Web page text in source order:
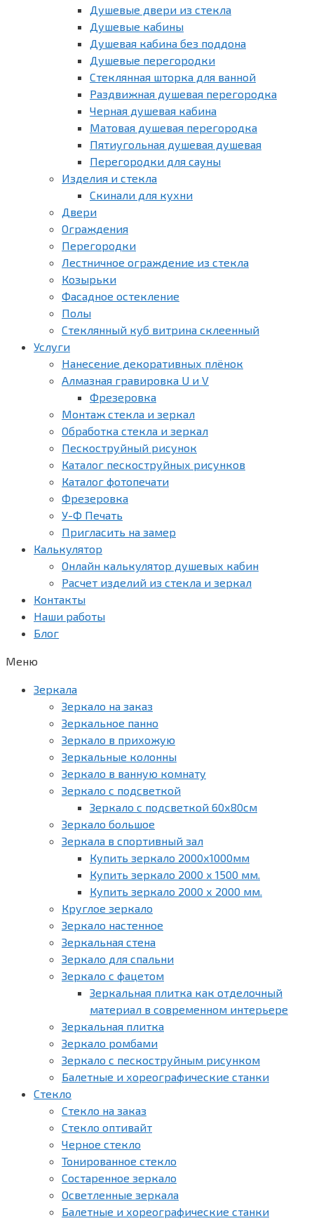
Душевые двери из стекла
Душевые кабины
Душевая кабина без поддона
Душевые перегородки
Стеклянная шторка для ванной
Раздвижная душевая перегородка
Черная душевая кабина
Матовая душевая перегородка
Пятиугольная душевая душевая
Перегородки для сауны
Изделия и стекла
Скинали для кухни
Двери
Ограждения
Перегородки
Лестничное ограждение из стекла
Козырьки
Фасадное остекление
Полы
Стеклянный куб витрина склеенный
Услуги
Нанесение декоративных плёнок
Алмазная гравировка U и V
Фрезеровка
Монтаж стекла и зеркал
Обработка стекла и зеркал
Пескоструйный рисунок
Каталог пескоструйных рисунков
Каталог фотопечати
Фрезеровка
У-Ф Печать
Пригласить на замер
Калькулятор
Онлайн калькулятор душевых кабин
Расчет изделий из стекла и зеркал
Контакты
Наши работы
Блог
Меню
Зеркала
Зеркало на заказ
Зеркальное панно
Зеркало в прихожую
Зеркальные колонны
Зеркало в ванную комнату
Зеркало с подсветкой
Зеркало с подсветкой 60х80см
Зеркало большое
Зеркала в спортивный зал
Купить зеркало 2000х1000мм
Купить зеркало 2000 х 1500 мм.
Купить зеркало 2000 х 2000 мм.
Круглое зеркало
Зеркало настенное
Зеркальная стена
Зеркало для спальни
Зеркало с фацетом
Зеркальная плитка как отделочный
материал в современном интерьере
Зеркальная плитка
Зеркало ромбами
Зеркало с пескоструйным рисунком
Балетные и хореографические станки
Стекло
Стекло на заказ
Стекло оптивайт
Черное стекло
Тонированное стекло
Состаренное зеркало
Осветленные зеркала
Балетные и хореографические станки